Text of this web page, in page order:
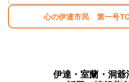
心の伊達市民 第一号
伊達・室蘭・洞